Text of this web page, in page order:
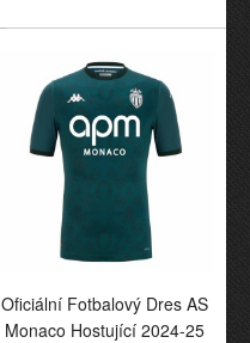
70,55€
Oficiální Fotbalový Dres AS
Monaco Hostující 2024-25